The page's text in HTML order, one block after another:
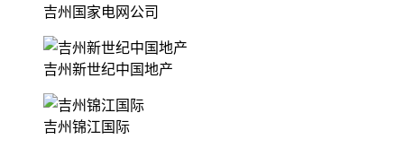
吉州国家电网公司
吉州新世纪中国地产
吉州锦江国际